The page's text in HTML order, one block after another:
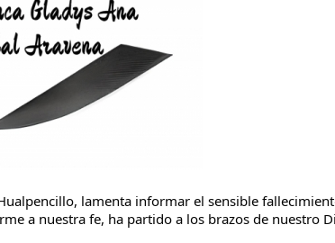
lamenta informar el sensible
a nuestra fe, ha partido a los brazos de nuestro